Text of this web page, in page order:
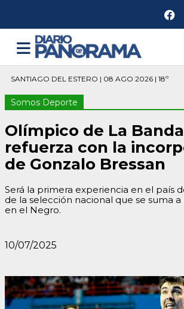
SANTIAGO DEL ESTERO | 08 AGO 2026 | 18º
Somos Deporte
Olímpico de La
refuerza con la
de Gonzalo Bressan
Será la primera experiencia en el país
de la selección nacional que se suma a
en el Negro.
10/07/2025